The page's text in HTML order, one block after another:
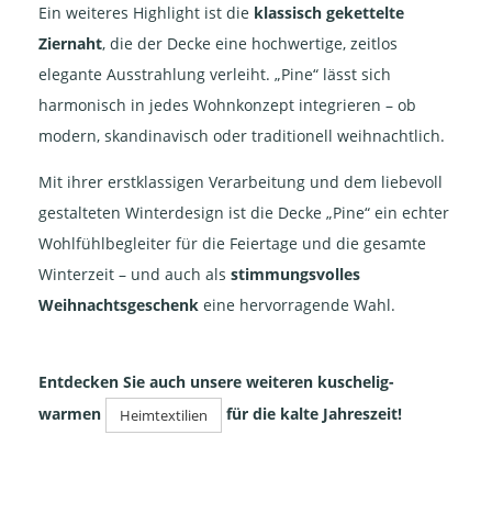
Ein weiteres Highlight ist die klassisch gekettelte
Ziernaht, die der Decke eine hochwertige, zeitlos
elegante Ausstrahlung verleiht. „Pine“ lässt sich
harmonisch in jedes Wohnkonzept integrieren – ob
modern, skandinavisch oder traditionell weihnachtlich.
Mit ihrer erstklassigen Verarbeitung und dem liebevoll
gestalteten Winterdesign ist die Decke „Pine“ ein echter
Wohlfühlbegleiter für die Feiertage und die gesamte
Winterzeit – und auch als stimmungsvolles
Weihnachtsgeschenk eine hervorragende Wahl.
Entdecken Sie auch unsere weiteren kuschelig-
warmen
Heimtextilien für die kalte Jahreszeit!